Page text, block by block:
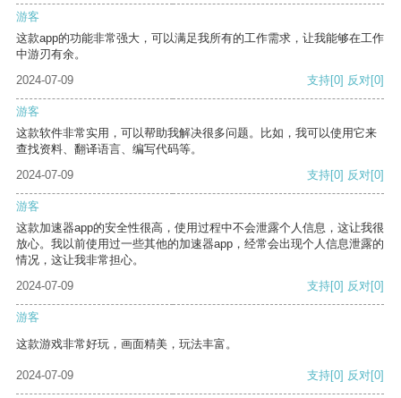
游客
这款app的功能非常强大，可以满足我所有的工作需求，让我能够在工作
中游刃有余。
2024-07-09
支持[0] 反对[0]
游客
这款软件非常实用，可以帮助我解决很多问题。比如，我可以使用它来
查找资料、翻译语言、编写代码等。
2024-07-09
支持[0] 反对[0]
游客
这款加速器app的安全性很高，使用过程中不会泄露个人信息，这让我很
放心。我以前使用过一些其他的加速器app，经常会出现个人信息泄露的
情况，这让我非常担心。
2024-07-09
支持[0] 反对[0]
游客
这款游戏非常好玩，画面精美，玩法丰富。
2024-07-09 支持[0] 反对[0]